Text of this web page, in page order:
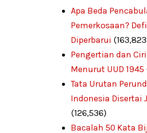
Apa Beda
Pemerkosaan?
Diperbarui
Pengertian dan
Menurut UUD 1945
Tata Urutan
Indonesia Disertai
(126,536)
Bacalah 50 Kata